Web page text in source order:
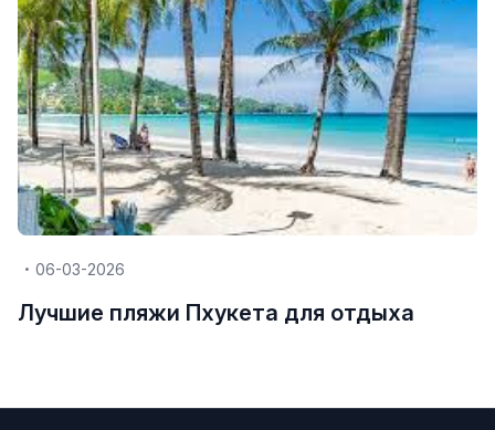
06-03-2026
Лучшие пляжи Пхукета для отдыха